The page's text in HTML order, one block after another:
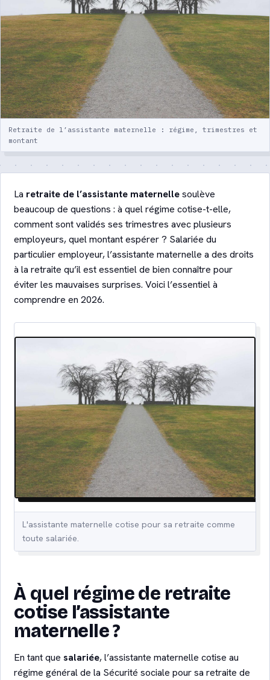
votre enfant
Crèche ou assistante maternelle :
comparatif détaillé
Quiz : quel mode de garde ?
Lexique de la garde d’enfants
Retraite de l’assistante maternelle : régime, trimestres et
montant
La retraite de l’assistante maternellesoulève
beaucoup de questions : à quel régime cotise-t-elle,
comment sont validés ses trimestres avec plusieurs
employeurs, quel montant espérer ? Salariée du
particulier employeur, l’assistante maternelle a des droits
à la retraite qu’il est essentiel de bien connaître pour
éviter les mauvaises surprises. Voici l’essentiel à
comprendre en 2026.
L'assistante maternelle cotise pour sa retraite comme
toute salariée.
À quel régime de retraite
cotise l’assistante
maternelle ?
En tant que salariée, l’assistante maternelle cotise au
régime général de la Sécurité sociale pour sa retraite de